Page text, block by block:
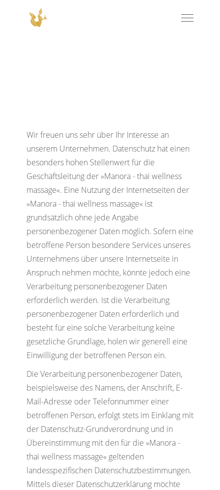
Wir freuen uns sehr über Ihr Interesse an
unserem Unternehmen. Datenschutz hat einen
besonders hohen Stellenwert für die
Geschäftsleitung der »Manora - thai wellness
massage«. Eine Nutzung der Internetseiten der
»Manora - thai wellness massage« ist
grundsätzlich ohne jede Angabe
personenbezogener Daten möglich. Sofern eine
betroffene Person besondere Services unseres
Unternehmens über unsere Internetseite in
Anspruch nehmen möchte, könnte jedoch eine
Verarbeitung personenbezogener Daten
erforderlich werden. Ist die Verarbeitung
personenbezogener Daten erforderlich und
besteht für eine solche Verarbeitung keine
gesetzliche Grundlage, holen wir generell eine
Einwilligung der betroffenen Person ein.
Die Verarbeitung personenbezogener Daten,
beispielsweise des Namens, der Anschrift, E-
Mail-Adresse oder Telefonnummer einer
betroffenen Person, erfolgt stets im Einklang mit
der Datenschutz-Grundverordnung und in
Übereinstimmung mit den für die »Manora -
thai wellness massage« geltenden
landesspezifischen Datenschutzbestimmungen.
Mittels dieser Datenschutzerklärung möchte